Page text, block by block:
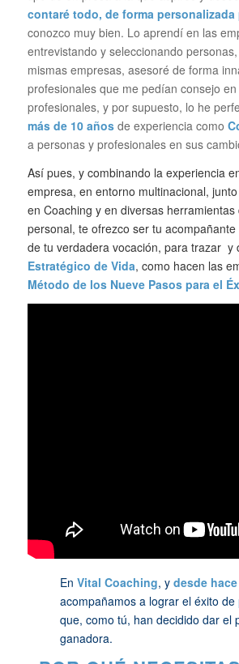
contaré todo, de forma personalizada
conozco muy bien. Lo aprendí en las
entrevistando y seleccionando
mismas empresas, asesoré de forma
profesionales que me pedían consejo
profesionales, y por supuesto, lo he
más de 10 añosde experiencia como
a personas y profesionales en sus
Así pues, y combinando la experiencia
empresa, en entorno multinacional,
en Coaching y en diversas herramientas
personal, te ofrezco ser tu
de tu verdadera vocación, para trazar y
Estratégico de Vida, como hacen las
Método de los Nueve Pasos para el
En Vital Coaching, y desde
acompañamos a lograr el éxito de
que, como tú, han decidido dar el
ganadora.